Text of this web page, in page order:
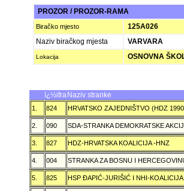
PROZOR / PROZOR-RAMA
Biračko mjesto
125A026
Naziv biračkog mjesta
VARVARA
Lokacija OSNOVNA
ï¿½ifra Naziv stranke
1. 824 HRVATSKO ZAJEDNIŠTVO (HDZ
2. 090 SDA-STRANKA DEMOKRATSKE
3. 827 HDZ-HRVATSKA KOALICIJA -HNZ
4. 004 STRANKA ZA BOSNU I
5. 825 HSP ÐAPIĆ-JURIŠIĆ I NHI-